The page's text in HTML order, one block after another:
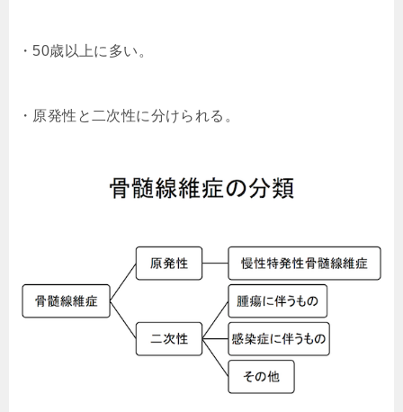
・50歳以上に多い。
・原発性と二次性に分けられる。